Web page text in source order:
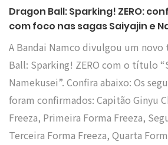
Dragon Ball: Sparking! ZERO:
com foco nas sagas Saiyajin e
A Bandai Namco divulgou um novo
Ball: Sparking! ZERO com o título
Namekusei”. Confira abaixo: Os
foram confirmados: Capitão Ginyu
Freeza, Primeira Forma Freeza,
Terceira Forma Freeza, Quarta